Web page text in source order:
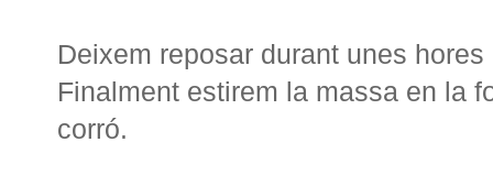
Deixem reposar durant unes
Finalment estirem la massa en la
corró.